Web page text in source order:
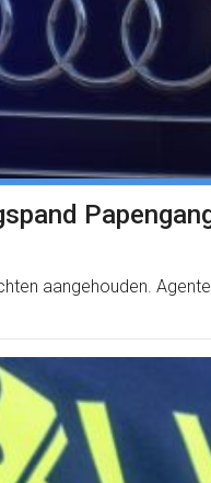
aangehouden.